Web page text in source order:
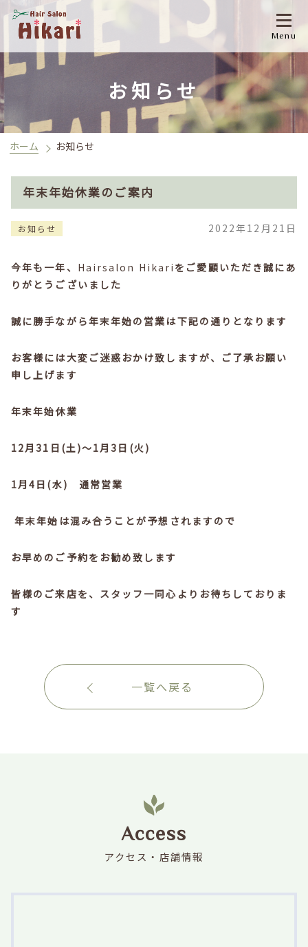
Menu
お知らせ
ホーム お知らせ
年末年始休業のご案内
お知らせ 2022年12月21日
今年も一年、 Hairsalon Hikari をご愛顧いただき誠にあ
りがとうございました
誠に勝手ながら年末年始の営業は下記の通りとなります
お客様には大変ご迷惑おかけ致しますが、ご了承お願い
申し上げます
年末年始休業
12月31 日 (土)～1月3 日 (火)
1月4 日 (水) 通常営業
年末年始は混み合うことが予想されますので
お早めのご予約をお勧め致します
皆様のご来店を、スタッフ一同心よりお待ちしておりま
す
一覧へ戻る
Access
アクセス・店舗情報